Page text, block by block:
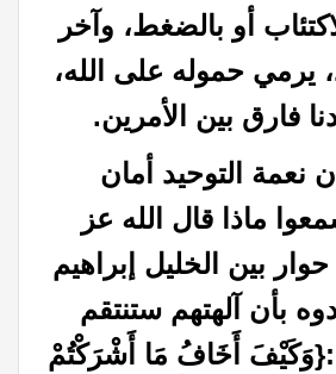
أو بالضغط، وآخر
يرمي حموله على الله،
فارق بين الأمرين.
نعمة التوحيد أمان
ماذا قال الله عز
بين الخليل إبراهيم
بأن آلهتهم ستنتقم
{وَكَيْفَ أَخَافُ مَا أَشْرَكْتُمْ